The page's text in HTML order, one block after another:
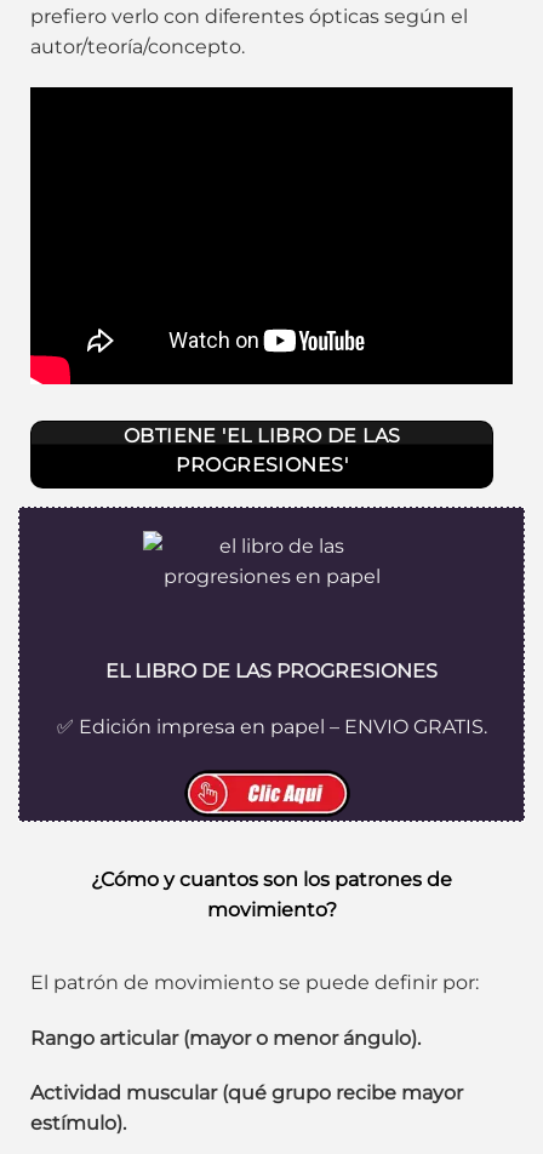
prefiero verlo con diferentes ópticas según el
autor/teoría/concepto.
OBTIENE 'EL LIBRO DE LAS
PROGRESIONES'
EL LIBRO DE LAS PROGRESIONES
✅ Edición impresa en papel – ENVIO GRATIS.
¿Cómo y cuantos son los patrones de
movimiento?
El patrón de movimiento se puede definir por:
Rango articular (mayor o menor ángulo).
Actividad muscular (qué grupo recibe mayor
estímulo).